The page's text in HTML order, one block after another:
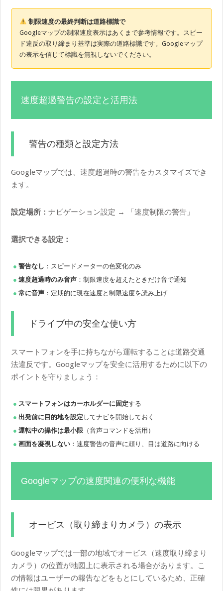
制限速度の最終判断は道路標識で
Googleマップの制限速度表示はあくまで参考情報です。スピー
ド違反の取り締まり基準は実際の道路標識です。Googleマップ
の表示を信じて標識を無視しないでください。
速度超過警告の設定と活用法
警告の種類と設定方法
Googleマップでは、速度超過時の警告をカスタマイズでき
ます。
設定場所：ナビゲーション設定 → 「速度制限の警告」
選択できる設定：
警告なし ：スピードメーターの色変化のみ
速度超過時のみ音声 ：制限速度を超えたときだけ音で通知
常に音声 ：定期的に現在速度と制限速度を読み上げ
ドライブ中の安全な使い方
スマートフォンを手に持ちながら運転することは道路交通
法違反です。Googleマップを安全に活用するために以下の
ポイントを守りましょう：
スマートフォンはカーホルダーに固定する
出発前に目的地を設定 してナビを開始しておく
運転中の操作は最小限 （音声コマンドを活用）
画面を凝視しない ：速度警告の音声に頼り、目は道路に向ける
Googleマップの速度関連の便利な機能
オービス（取り締まりカメラ）の表示
Googleマップでは一部の地域でオービス（速度取り締まり
カメラ）の位置が地図上に表示される場合があります。こ
の情報はユーザーの報告などをもとにしているため、正確